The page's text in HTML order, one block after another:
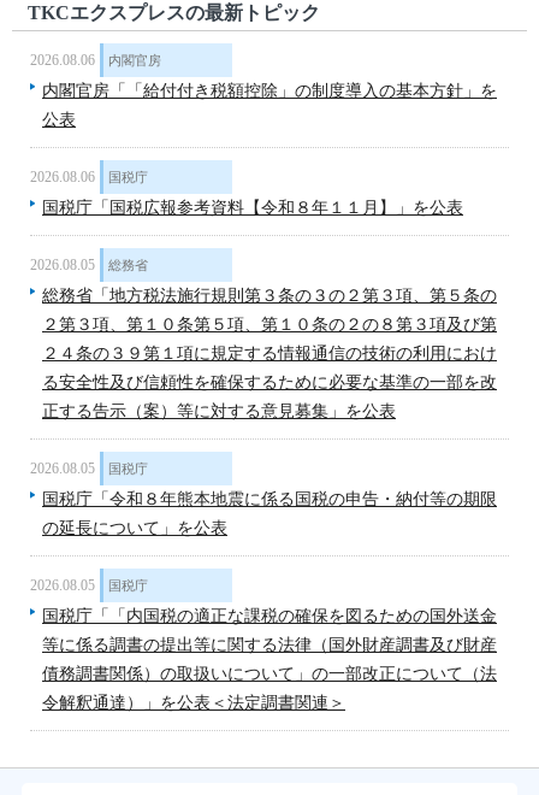
TKCエクスプレスの最新トピック
2026.08.06 内閣官房
内閣官房「「給付付き税額控除」の制度導入の基本方針」を
公表
2026.08.06 国税庁
国税庁「国税広報参考資料【令和８年１１月】」を公表
2026.08.05 総務省
総務省「地方税法施行規則第３条の３の２第３項、第５条の
２第３項、第１０条第５項、第１０条の２の８第３項及び第
２４条の３９第１項に規定する情報通信の技術の利用におけ
る安全性及び信頼性を確保するために必要な基準の一部を改
正する告示（案）等に対する意見募集」を公表
2026.08.05 国税庁
国税庁「令和８年熊本地震に係る国税の申告・納付等の期限
の延長について」を公表
2026.08.05 国税庁
国税庁「「内国税の適正な課税の確保を図るための国外送金
等に係る調書の提出等に関する法律（国外財産調書及び財産
債務調書関係）の取扱いについて」の一部改正について（法
令解釈通達）」を公表＜法定調書関連＞